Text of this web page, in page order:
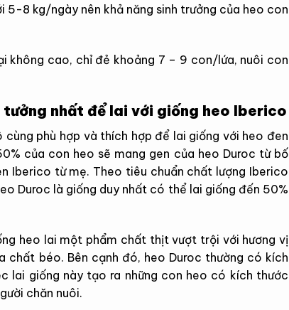
5-8 kg/ngày nên khả năng sinh trưởng của heo con
không cao, chỉ đẻ khoảng 7 – 9 con/lứa, nuôi con
nhất để lai với giống heo Iberico
phù hợp và thích hợp để lai giống với heo đen
của con heo sẽ mang gen của heo Duroc từ bố
Iberico từ mẹ. Theo tiêu chuẩn chất lượng Iberico
Duroc là giống duy nhất có thể lai giống đến 50%
heo lai một phẩm chất thịt vượt trội với hương vị
chất béo. Bên cạnh đó, heo Duroc thường có kích
lai giống này tạo ra những con heo có kích thước
chăn nuôi.